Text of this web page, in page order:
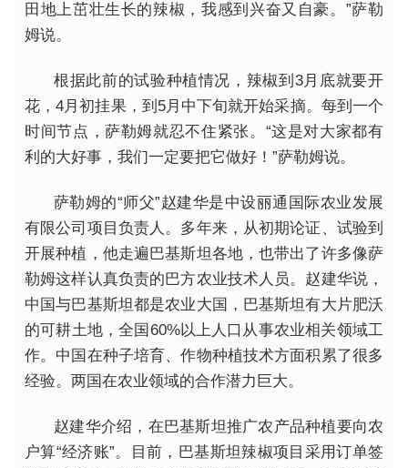
田地上茁壮生长的辣椒，我感到兴奋又自豪。”萨勒
姆说。
根据此前的试验种植情况，辣椒到3月底就要开
花，4月初挂果，到5月中下旬就开始采摘。每到一个
时间节点，萨勒姆就忍不住紧张。“这是对大家都有
利的大好事，我们一定要把它做好！”萨勒姆说。
萨勒姆的“师父”赵建华是中设丽通国际农业发展
有限公司项目负责人。多年来，从初期论证、试验到
开展种植，他走遍巴基斯坦各地，也带出了许多像萨
勒姆这样认真负责的巴方农业技术人员。赵建华说，
中国与巴基斯坦都是农业大国，巴基斯坦有大片肥沃
的可耕土地，全国60%以上人口从事农业相关领域工
作。中国在种子培育、作物种植技术方面积累了很多
经验。两国在农业领域的合作潜力巨大。
赵建华介绍，在巴基斯坦推广农产品种植要向农
户算“经济账”。目前，巴基斯坦辣椒项目采用订单签